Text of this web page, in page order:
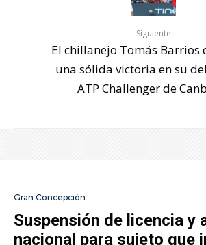
Siguiente
El chillanejo Tomás Barrios
una sólida victoria en su
ATP Challenger de
Gran Concepción
Suspensión de licencia y
nacional para sujeto que